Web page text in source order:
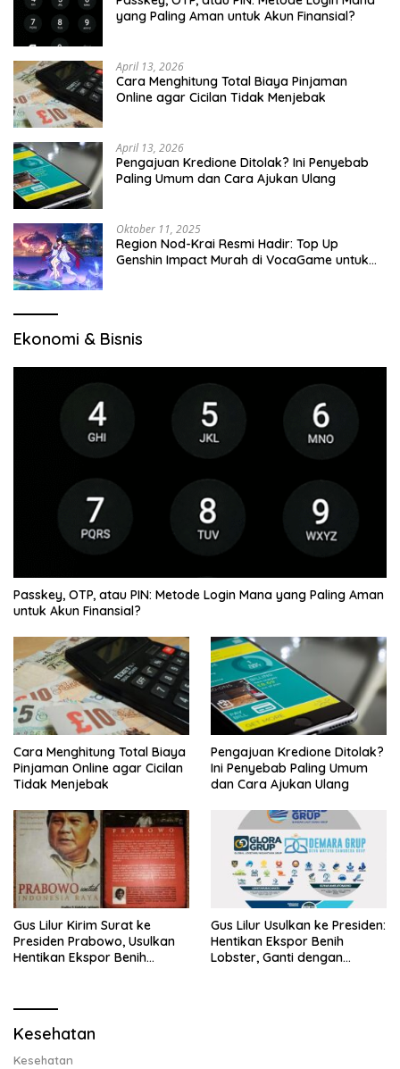
yang Paling Aman untuk Akun Finansial?
April 13, 2026
Cara Menghitung Total Biaya Pinjaman
Online agar Cicilan Tidak Menjebak
April 13, 2026
Pengajuan Kredione Ditolak? Ini Penyebab
Paling Umum dan Cara Ajukan Ulang
Oktober 11, 2025
Region Nod-Krai Resmi Hadir: Top Up
Genshin Impact Murah di VocaGame untuk
Ekonomi & Bisnis
Passkey, OTP, atau PIN: Metode Login Mana yang Paling Aman
untuk Akun Finansial?
Cara Menghitung Total Biaya
Pinjaman Online agar Cicilan
Tidak Menjebak
Pengajuan Kredione Ditolak?
Ini Penyebab Paling Umum
dan Cara Ajukan Ulang
Gus Lilur Kirim Surat ke
Presiden Prabowo, Usulkan
Hentikan Ekspor Benih
Gus Lilur Usulkan ke Presiden:
Hentikan Ekspor Benih
Lobster, Ganti dengan
Kesehatan
Kesehatan